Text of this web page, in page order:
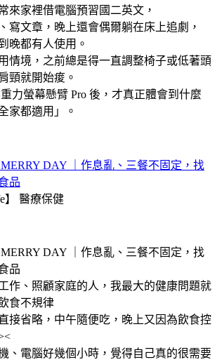
來家裡借電腦預習國二英文，
寫文章，晚上還會偶爾躺在床上追劇，
晚都有人使用。
情境，之前總是得一直調整椅子或低著頭
頸就開始痠。
力螢幕懸臂 Pro 後，才真正體會到什麼
家都適用」。
MERRY DAY ｜作息亂、三餐不固定，找
品
】 醫療保健
MERRY DAY ｜作息亂、三餐不固定，找
品
作、照顧家庭的人，我最大的健康問題就
食不規律
接省略，中午隨便吃，晚上又因為飲食控
、電腦好幾個小時，覺得自己真的很需要